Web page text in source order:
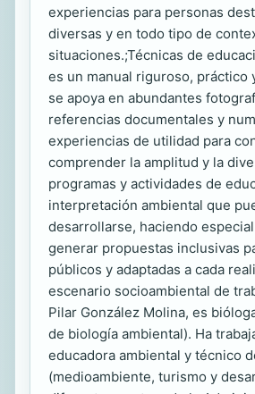
experiencias para personas
diversas y en todo tipo de
situaciones.;Técnicas de
es un manual riguroso, práctico
se apoya en abundantes
referencias documentales y
experiencias de utilidad para
comprender la amplitud y la
programas y actividades de
interpretación ambiental que
desarrollarse, haciendo
generar propuestas inclusivas
públicos y adaptadas a cada
escenario socioambiental de
Pilar González Molina, es
de biología ambiental). Ha
educadora ambiental y técnico
(medioambiente, turismo y